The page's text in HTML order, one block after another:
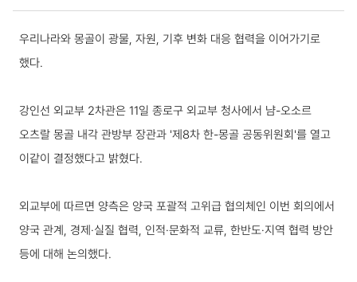
우리나라와 몽골이 광물, 자원, 기후 변화 대응 협력을 이어가기로
했다.
강인선 외교부 2차관은 11일 종로구 외교부 청사에서 냠-오소르
오츠랄 몽골 내각 관방부 장관과 '제8차 한-몽골 공동위원회'를 열고
이같이 결정했다고 밝혔다.
외교부에 따르면 양측은 양국 포괄적 고위급 협의체인 이번 회의에서
양국 관계, 경제·실질 협력, 인적·문화적 교류, 한반도·지역 협력 방안
등에 대해 논의했다.